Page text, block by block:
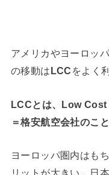
アメリカやヨーロッ
の移動はLCC をよく
LCCとは、Low Cost
＝格安航空会社のこと
ヨーロッパ圏内はも
リットが大きい。日